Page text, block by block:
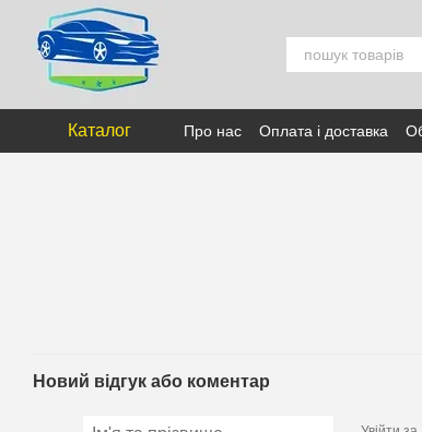
Перейти к основному контенту
Каталог Про нас Оплата і доставка
Новий відгук або коментар